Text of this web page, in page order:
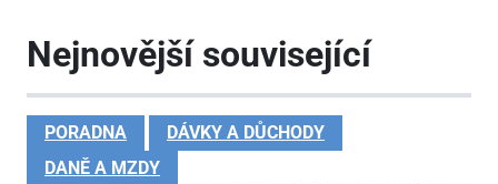
Nejnovější související
PORADNA
DÁVKY A DŮCHODY
DANĚ A MZDY